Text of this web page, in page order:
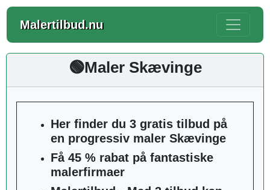
Malertilbud.nu
🟢Maler Skævinge
Her finder du 3 gratis tilbud på
en progressiv maler Skævinge
Få 45 % rabat på fantastiske
malerfirmaer